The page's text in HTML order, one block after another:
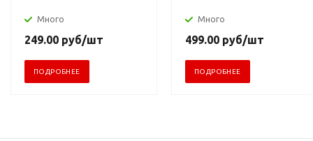
Много
249.00 руб/шт
ПОДРОБНЕЕ
Много
499.00 руб/шт
ПОДРОБНЕЕ